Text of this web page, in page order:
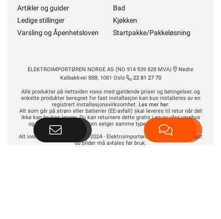
Artikler og guider
Ledige stillinger
Varsling og Åpenhetsloven
Bad
Kjøkken
Startpakke/Pakkeløsning
ELEKTROIMPORTØREN NORGE AS (NO 914 939 828 MVA)
Nedre
Kalbakkvei 88B, 1081 Oslo
22 81 27 70
Alle produkter på nettsiden vises med gjeldende priser og betingelser, og
enkelte produkter beregnet for fast installasjon kan kun installeres av en
registrert installasjonsvirksomhet. Les mer her.
Alt som går på strøm eller batterier (EE-avfall) skal leveres til retur når det
ikke kan brukes lenger. Du kan returnere dette gratis i en av våre varehus
og/eller andre butikker som selger samme type varer.Les mer her .
Alt innhold Copyright © 2009-2024 - Elektroimportøren AS. All bruk av tekst
og bilder må avtales før bruk.